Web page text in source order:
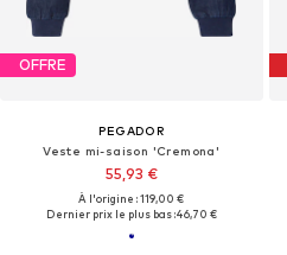
OFFRE
PEGADOR
Veste mi-saison 'Cremona'
55,93 €
À l'origine : 119,00 €
Dernier prix le plus bas :46,70 €